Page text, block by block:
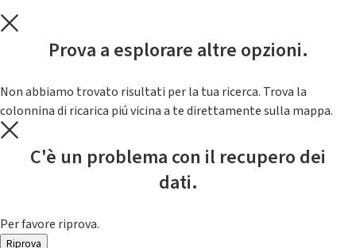
Prova a esplorare altre opzioni.
Non abbiamo trovato risultati per la tua ricerca. Trova la
colonnina di ricarica piú vicina a te direttamente sulla mappa.
C'è un problema con il recupero dei
dati.
Per favore riprova.
Riprova